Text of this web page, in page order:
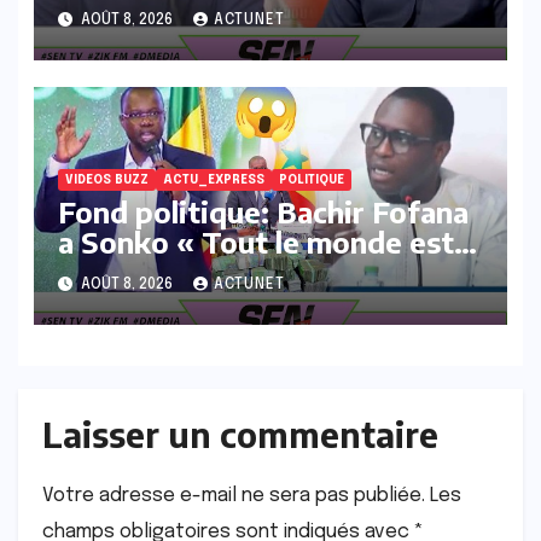
« Nagnu wakh 37milliards
ASER Yi fane la…
AOÛT 8, 2026 ACTUNET
VIDEOS BUZZ ACTU_EXPRESS POLITIQUE
Fond politique: Bachir Fofana
a Sonko « Tout le monde est
intéressé sur sa déclaration de
patrimoine
AOÛT 8, 2026 ACTUNET
Laisser un commentaire
Votre adresse e-mail ne sera pas publiée. Les
champs obligatoires sont indiqués avec *